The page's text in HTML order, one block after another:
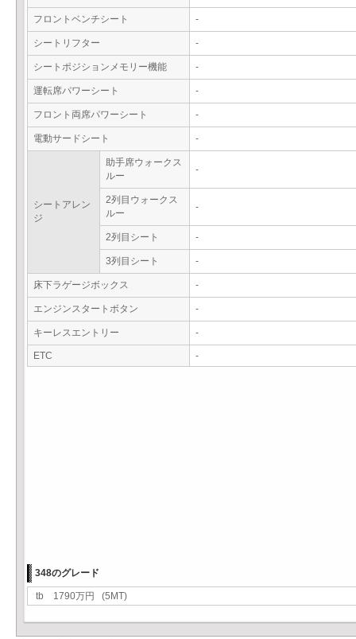
フロントベンチシート -
シートリフター -
シートポジションメモリー機能 -
運転席パワーシート -
フロント両席パワーシート -
電動サードシート -
シートアレン
ジ
助手席ウォークス
ルー
-
2列目ウォークス
ルー
-
2列目シート -
3列目シート -
床下ラゲージボックス -
エンジンスタートボタン -
キーレスエントリー -
ETC -
348のグレード
tb 1790万円 (5MT)